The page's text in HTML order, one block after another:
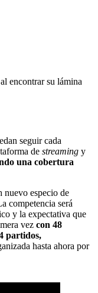
encontrar su lámina
seguir cada
de streaming y
una cobertura
nuevo especio de
competencia será
y la expectativa que
vez con 48
partidos,
hasta ahora por